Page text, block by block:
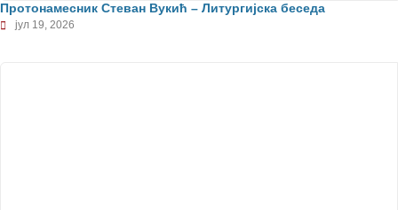
Протонамесник Стеван Вукић – Литургијска беседа
јул 19, 2026